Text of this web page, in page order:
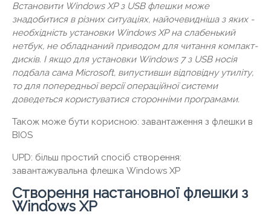
Встановити Windows XP з USB флешки може
знадобитися в різних ситуаціях, найочевидніша з яких -
необхідність установки Windows XP на слабенький
нетбук, не обладнаний приводом для читання компакт-
дисків. І якщо для установки Windows 7 з USB носія
подбала сама Microsoft, випустивши відповідну утиліту,
то для попередньої версії операційної системи
доведеться користуватися сторонніми програмами.
Також може бути корисною: завантаження з флешки в
BIOS
UPD: більш простий спосіб створення:
завантажувальна флешка Windows XP
Створення настановної флешки з
Windows XP